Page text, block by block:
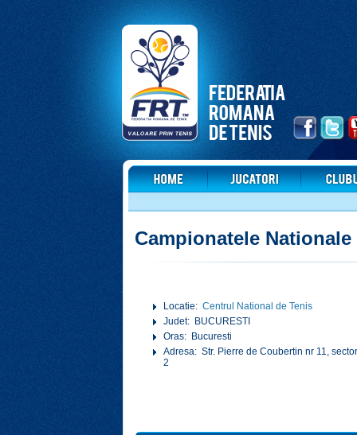
Campionatele
Locatie:Centrul National de Tenis
Judet: BUCURESTI
Oras: Bucuresti
Adresa: Str. Pierre de Coubertin nr 11,
2